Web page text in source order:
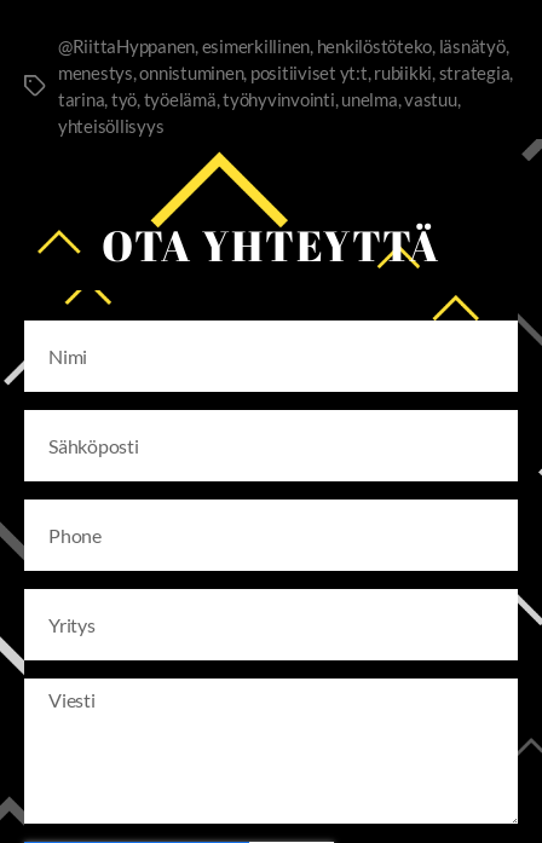
@RiittaHyppanen,esimerkillinen, henkilöstöteko, läsnätyö,
menestys,onnistuminen, positiiviset yt:t,rubiikki,strategia,
tarina,työ,työelämä,työhyvinvointi,unelma,vastuu,
yhteisöllisyys
OTA YHTEYTTÄ